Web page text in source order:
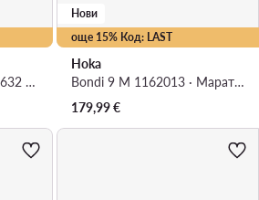
Wave Rider Tt 4 J1GM2632 · Маратонки за бягане
още 15% Код: LAST
Нови
Hoka
Bondi 9 M 1162013 · Маратонки за бягане
179,99€